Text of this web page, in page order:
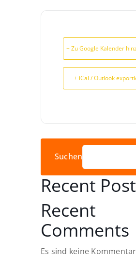
+ Zu Google Kalender
+ iCal / Outlook
Suchen
Recent
Recent
Comments
Es sind keine